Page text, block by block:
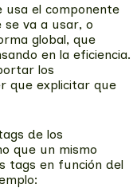
usa el componente
se va a usar, o
global, que
en la eficiencia.
los
que explicitar que
de los
que un mismo
tags en función del